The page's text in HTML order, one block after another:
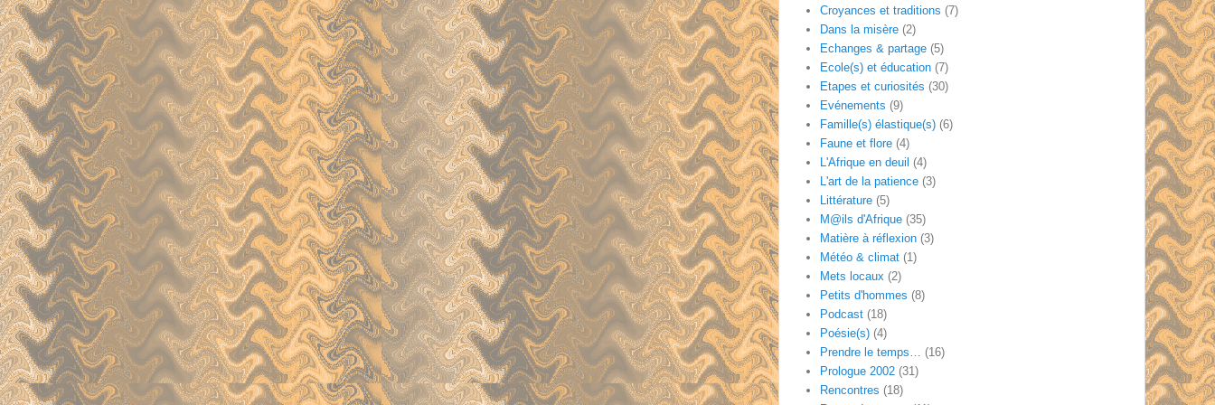
Croyances et traditions (7)
Dans la misère (2)
Echanges & partage (5)
Ecole(s) et éducation (7)
Etapes et curiosités (30)
Evénements (9)
Famille(s) élastique(s) (6)
Faune et flore (4)
L'Afrique en deuil (4)
L'art de la patience (3)
Littérature (5)
M@ils d'Afrique (35)
Matière à réflexion (3)
Météo & climat (1)
Mets locaux (2)
Petits d'hommes (8)
Podcast (18)
Poésie(s) (4)
Prendre le temps… (16)
Prologue 2002 (31)
Rencontres (18)